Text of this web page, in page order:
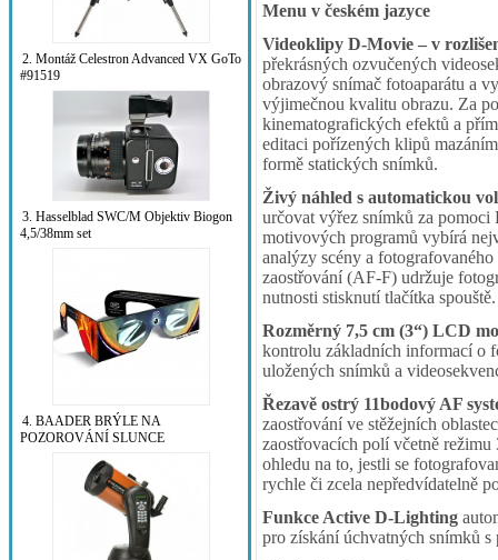
2. Montáž Celestron Advanced VX GoTo
#91519
3. Hasselblad SWC/M Objektiv Biogon
4,5/38mm set
4. BAADER BRÝLE NA
POZOROVÁNÍ SLUNCE
Menu v českém jazyce
Videoklipy D-Movie – v
překrásných ozvučených
obrazový snímač fotoaparátu a
výjimečnou kvalitu obrazu. Za
kinematografických efektů a
editaci pořízených klipů
formě statických snímků.
Živý náhled s automatickou
určovat výřez snímků za
motivových programů vybírá
analýzy scény a
zaostřování (AF-F) udržuje
nutnosti stisknutí tlačítka spouště.
Rozměrný 7,5 cm (3“) LCD
kontrolu základních informací o
uložených snímků a
Řezavě ostrý 11bodový AF
zaostřování ve stěžejních
zaostřovacích polí včetně
ohledu na to, jestli se
rychle či zcela nepředvídatelně
Funkce Active D-Lighting
pro získání úchvatných snímků s